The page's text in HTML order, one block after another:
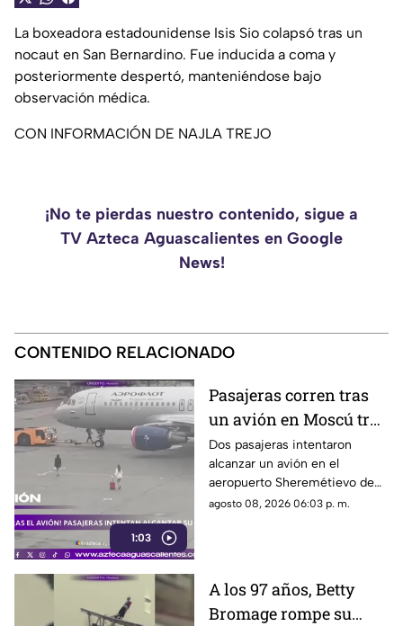
La boxeadora estadounidense Isis Sio colapsó tras un
nocaut en San Bernardino. Fue inducida a coma y
posteriormente despertó, manteniéndose bajo
observación médica.
CON INFORMACIÓN DE NAJLA TREJO
¡No te pierdas nuestro contenido, sigue a
TV Azteca Aguascalientes en Google
News!
CONTENIDO RELACIONADO
1:03
Pasajeras corren tras
un avión en Moscú tras
llegar tarde a su vuelo
Dos pasajeras intentaron
alcanzar un avión en el
aeropuerto Sheremétievo de
Moscú tras llegar tarde a su
agosto 08, 2026 06:03 p. m.
A los 97 años, Betty
Bromage rompe su